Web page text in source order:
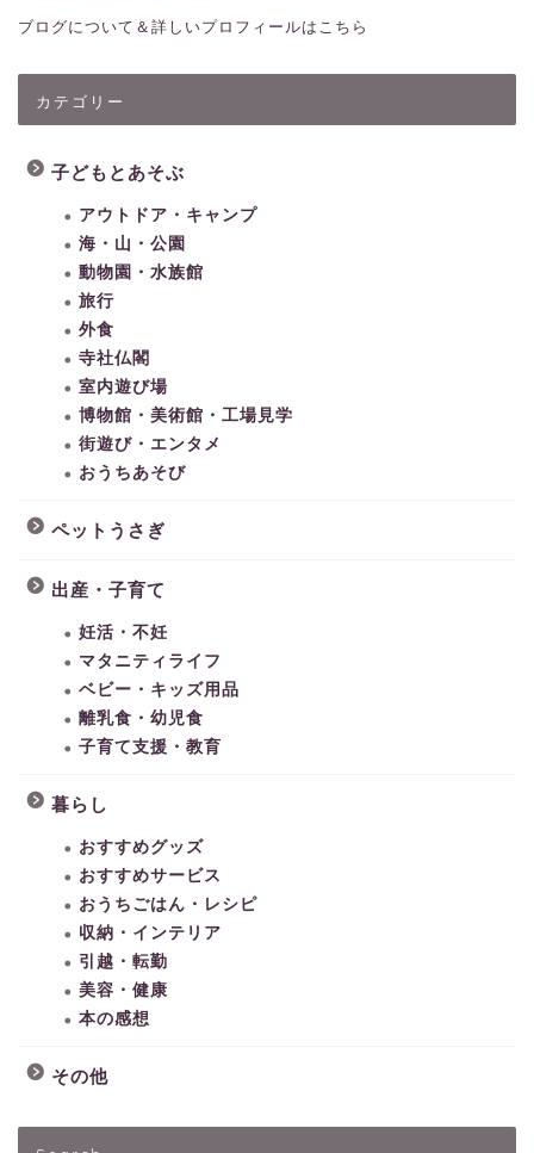
ブログについて＆詳しいプロフィールはこちら
カテゴリー
子どもとあそぶ
アウトドア・キャンプ
海・山・公園
動物園・水族館
旅行
外食
寺社仏閣
室内遊び場
博物館・美術館・工場見学
街遊び・エンタメ
おうちあそび
ペットうさぎ
出産・子育て
妊活・不妊
マタニティライフ
ベビー・キッズ用品
離乳食・幼児食
子育て支援・教育
暮らし
おすすめグッズ
おすすめサービス
おうちごはん・レシピ
収納・インテリア
引越・転勤
美容・健康
本の感想
その他